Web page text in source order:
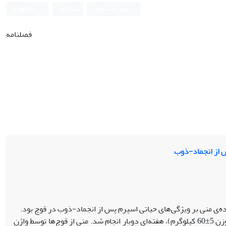
فصلنامه
از انجماد-ذوب
منی بر ویژگی‌های حیاتی اسپرم پس از انجماد-ذوب در قوچ بود.
اسپرم‌گیری از پنج راس قوچ نژاد فراهانی (با میانگین سنی 5/0±3 سال و وزن 5±60 کیلوگرم)، هفته‌ای دو‌بار انجام شد. منی از قوچ‌ها توسط واژن